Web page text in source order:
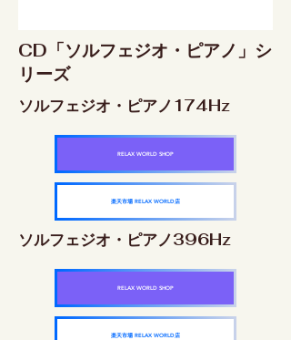
CD「ソルフェジオ・ピアノ」シ
リーズ
ソルフェジオ・ピアノ174Hz
RELAX WORLD SHOP
楽天市場 RELAX WORLD店
ソルフェジオ・ピアノ396Hz
RELAX WORLD SHOP
楽天市場 RELAX WORLD店